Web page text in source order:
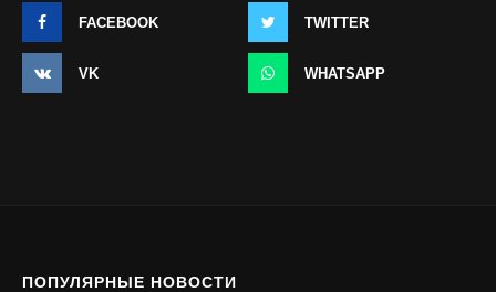
FACEBOOK TWITTER
VK WHATSAPP
ПОПУЛЯРНЫЕ НОВОСТИ